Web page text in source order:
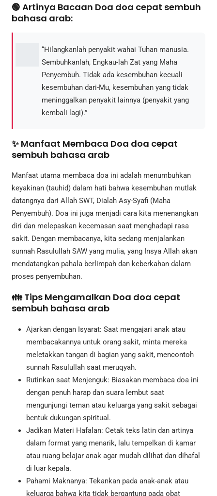
🟢 Artinya Bacaan Doa doa cepat sembuh
bahasa arab:
“Hilangkanlah penyakit wahai Tuhan manusia.
Sembuhkanlah, Engkau-lah Zat yang Maha
Penyembuh. Tidak ada kesembuhan kecuali
kesembuhan dari-Mu, kesembuhan yang tidak
meninggalkan penyakit lainnya (penyakit yang
kembali lagi).”
✨ Manfaat Membaca Doa doa cepat
sembuh bahasa arab
Manfaat utama membaca doa ini adalah menumbuhkan
keyakinan (tauhid) dalam hati bahwa kesembuhan mutlak
datangnya dari Allah SWT, Dialah Asy-Syafi (Maha
Penyembuh). Doa ini juga menjadi cara kita menenangkan
diri dan melepaskan kecemasan saat menghadapi rasa
sakit. Dengan membacanya, kita sedang menjalankan
sunnah Rasulullah SAW yang mulia, yang Insya Allah akan
mendatangkan pahala berlimpah dan keberkahan dalam
proses penyembuhan.
👪 Tips Mengamalkan Doa doa cepat
sembuh bahasa arab
Ajarkan dengan Isyarat: Saat mengajari anak atau
membacakannya untuk orang sakit, minta mereka
meletakkan tangan di bagian yang sakit, mencontoh
sunnah Rasulullah saat meruqyah.
Rutinkan saat Menjenguk: Biasakan membaca doa ini
dengan penuh harap dan suara lembut saat
mengunjungi teman atau keluarga yang sakit sebagai
bentuk dukungan spiritual.
Jadikan Materi Hafalan: Cetak teks latin dan artinya
dalam format yang menarik, lalu tempelkan di kamar
atau ruang belajar anak agar mudah dilihat dan dihafal
di luar kepala.
Pahami Maknanya: Tekankan pada anak-anak atau
keluarga bahwa kita tidak bergantung pada obat